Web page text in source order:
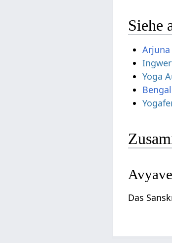
Siehe
Arjuna
Ingwer
Yoga
Das